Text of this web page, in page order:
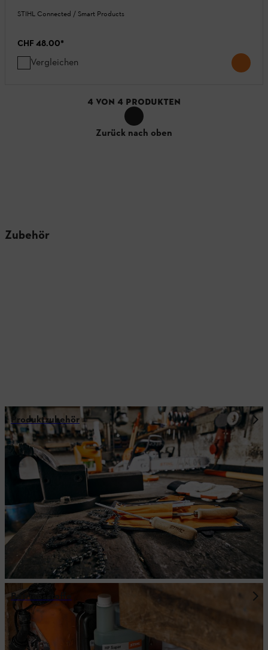
STIHL Connected / Smart Products
CHF 48.00*
Vergleichen
4 VON 4 PRODUKTEN
Zurück nach oben
Zubehör
Produktzubehör
Betriebsstoffe